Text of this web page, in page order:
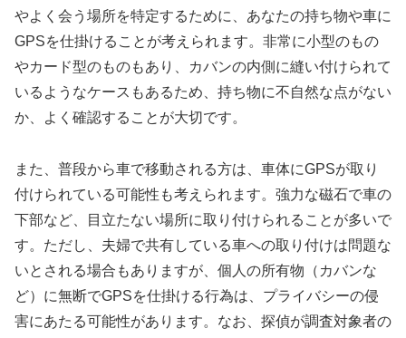
やよく会う場所を特定するために、あなたの持ち物や車に
GPSを仕掛けることが考えられます。非常に小型のもの
やカード型のものもあり、カバンの内側に縫い付けられて
いるようなケースもあるため、持ち物に不自然な点がない
か、よく確認することが大切です。
また、普段から車で移動される方は、車体にGPSが取り
付けられている可能性も考えられます。強力な磁石で車の
下部など、目立たない場所に取り付けられることが多いで
す。ただし、夫婦で共有している車への取り付けは問題な
いとされる場合もありますが、個人の所有物（カバンな
ど）に無断でGPSを仕掛ける行為は、プライバシーの侵
害にあたる可能性があります。なお、探偵が調査対象者の